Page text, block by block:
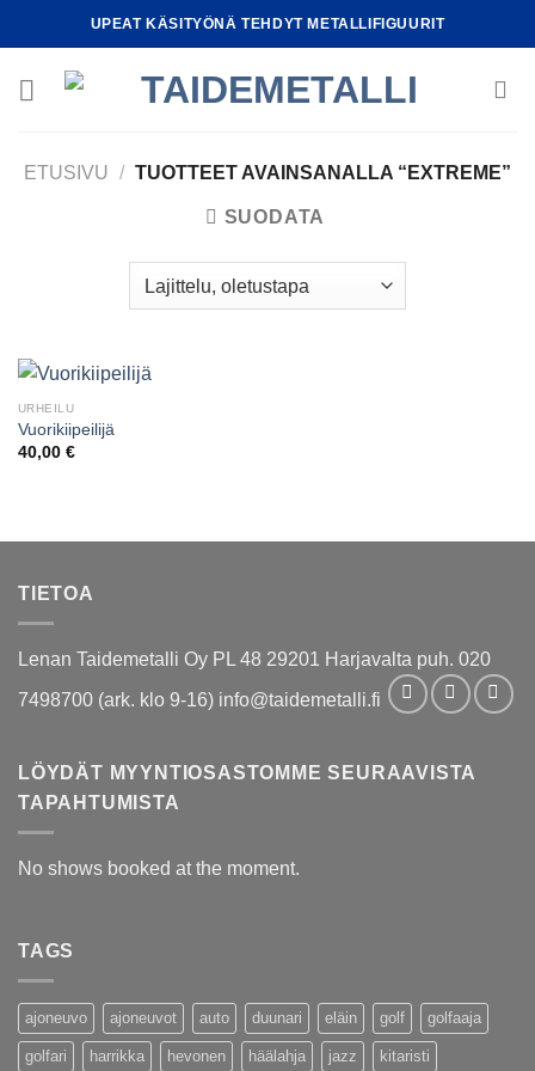
to
UPEAT KÄSITYÖNÄ TEHDYT METALLIFIGUURIT
ETUSIVU / TUOTTEET AVAINSANALLA “EXTREME”
SUODATA
URHEILU
Vuorikiipeilijä
40,00 €
TIETOA
Lenan Taidemetalli Oy PL 48 29201 Harjavalta puh. 020
7498700 (ark. klo 9-16) info@taidemetalli.fi
LÖYDÄT MYYNTIOSASTOMME SEURAAVISTA
TAPAHTUMISTA
No shows booked at the moment.
TAGS
ajoneuvo ajoneuvot auto duunari eläin golf golfaaja
golfari harrikka hevonen häälahja jazz kitaristi